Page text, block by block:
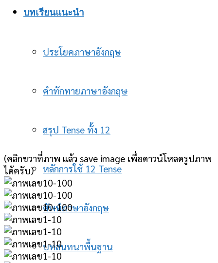
บทเรียนแนะนำ
ประโยคภาษาอังกฤษ
คำทักทายภาษาอังกฤษ
สรุป Tense ทั้ง 12
หลักการใช้ 12 Tense
ศัพท์ภาษาอังกฤษ
บทสนทนาพื้นฐาน
(คลิกขวาที่ภาพ แล้ว save image เพื่อดาวน์โหลดรูปภาพ
ได้ครับ)